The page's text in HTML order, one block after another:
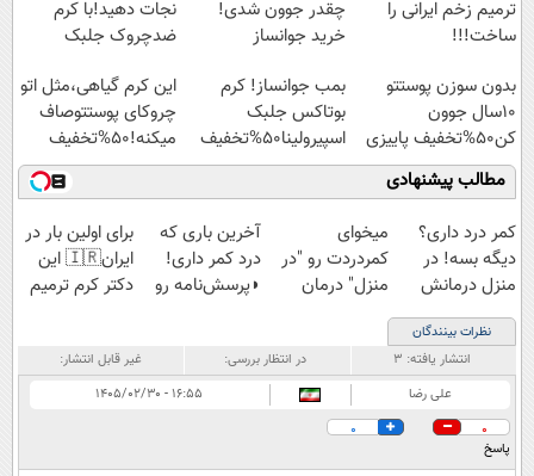
ترمیم زخم ایرانی را
ساخت!!!
چقدر جوون شدی!
خرید جوانساز
ویژه
نجات دهید!با کرم
ضدچروک جلبک
بدون سوزن پوستتو
10سال جوون
کن50%تخفیف پاییزی
بمب جوانساز! کرم
بوتاکس جلبک
اسپیرولینا50%تخفیف
این کرم گیاهی،مثل اتو
چروکای پوستتوصاف
میکنه!50%تخفیف
مطالب پیشنهادی
کمر درد داری؟
دیگه بسه! در
منزل درمانش
کن
(◀پرسش‌نامه)
میخوای
کمردردت رو "در
منزل" درمان
آخرین باری که
درد کمر داری!
◗پرسش‌نامه رو
برای اولین بار در
ایران🇮🇷 این
دکتر کرم ترمیم
نظرات بینندگان
انتشار یافته: ۳ در انتظار بررسی:
غیر قابل انتشار:
علی رضا
۱۶:۵۵ - ۱۴۰۵/۰۲/۳۰
0
0
پاسخ